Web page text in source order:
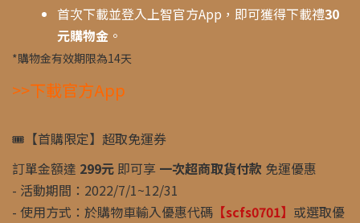
首次下載並登入上智官方App，即可獲得下載禮30
元購物金 。
*購物金有效期限為14天
>>下載官方App
🎟️【首購限定】超取免運券
訂單金額達 299元 即可享 一次超商取貨付款 免運優惠
- 活動期間：2022/7/1~12/31
- 使用方式：於購物車輸入優惠代碼 【scfs0701】 或選取優